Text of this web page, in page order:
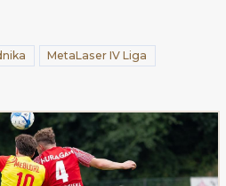
MetaLaser IV Liga